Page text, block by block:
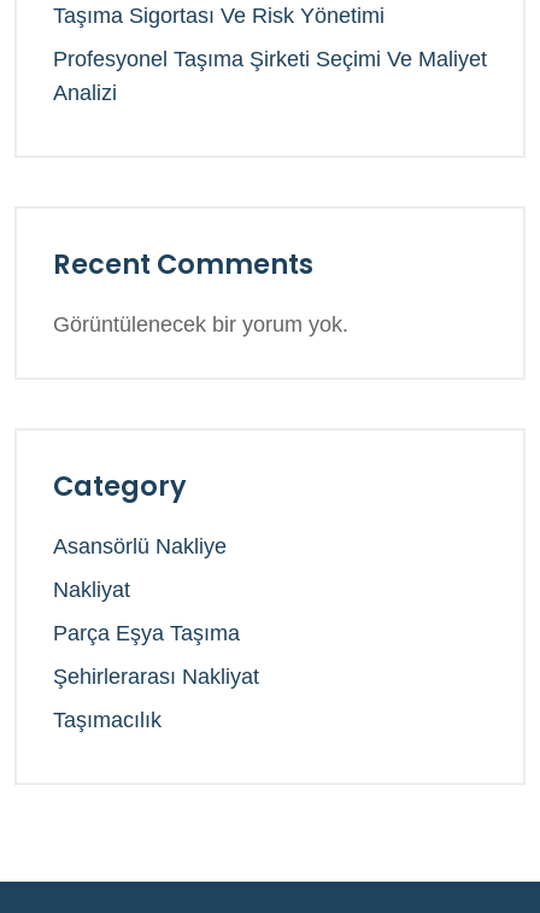
Taşıma Sigortası Ve Risk Yönetimi
Profesyonel Taşıma Şirketi Seçimi Ve Maliyet
Analizi
Recent Comments
Görüntülenecek bir yorum yok.
Category
Asansörlü Nakliye
Nakliyat
Parça Eşya Taşıma
Şehirlerarası Nakliyat
Taşımacılık